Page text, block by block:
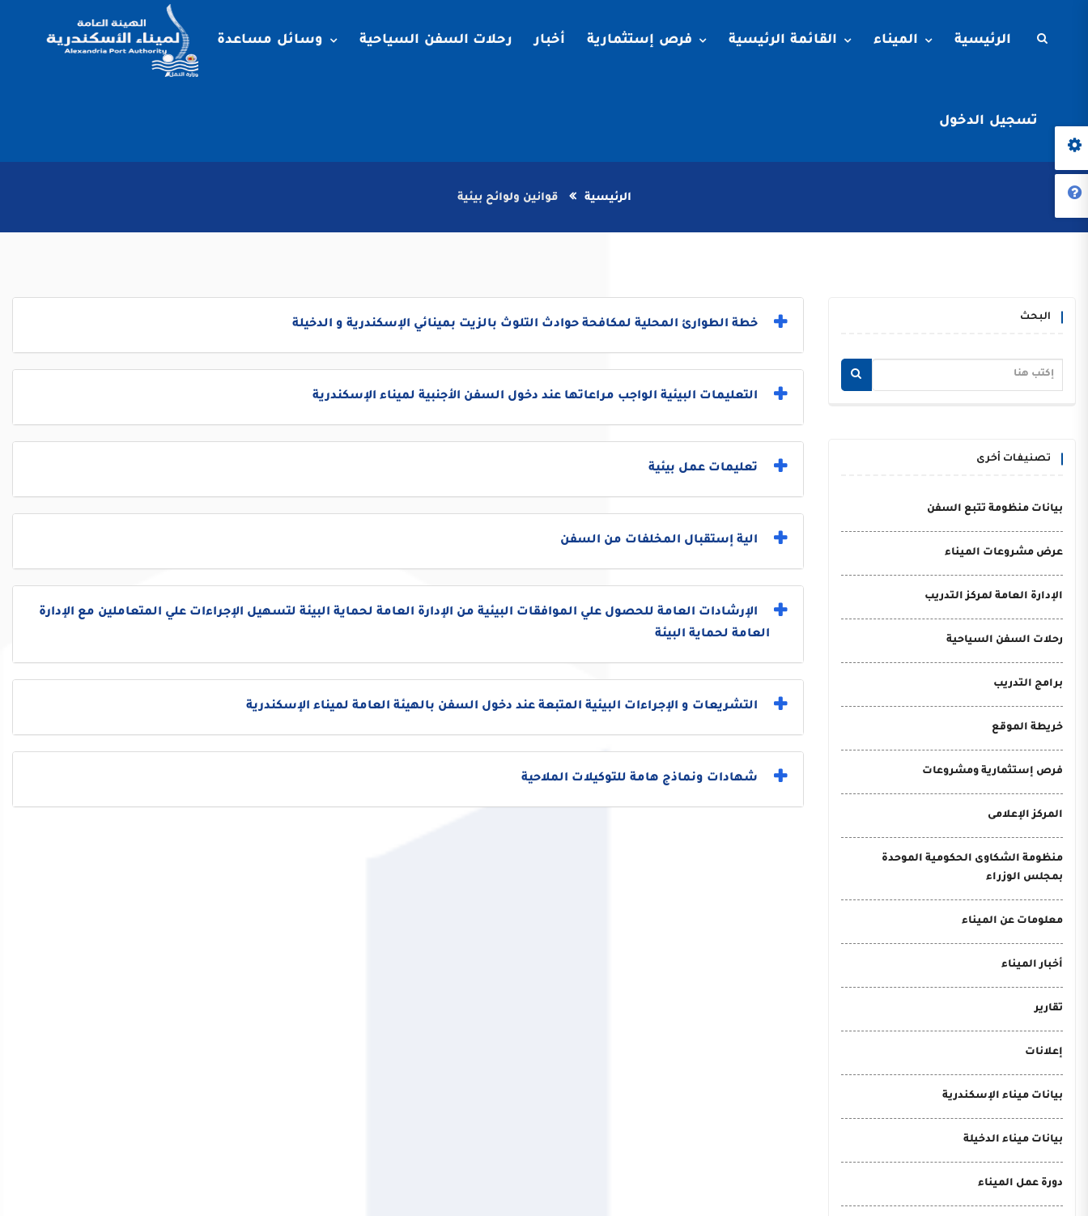
الرئيسية الميناء القائمة الرئيسية فرص إستثمارية أخبار رحلات السفن السياحية وسائل مساعدة
تسجيل الدخول
الرئيسية قوانين ولوائح بيئية
البحث
تصنيفات أخرى
بيانات منظومة تتبع السفن
عرض مشروعات الميناء
الإدارة العامة لمركز التدريب
رحلات السفن السياحية
برامج التدريب
خريطة الموقع
فرص إستثمارية ومشروعات
المركز الإعلامى
منظومة الشكاوى الحكومية الموحدة
بمجلس الوزراء
معلومات عن الميناء
أخبار الميناء
تقارير
إعلانات
بيانات ميناء الإسكندرية
بيانات ميناء الدخيلة
دورة عمل الميناء
خطة الطوارئ المحلية لمكافحة حوادث التلوث بالزيت بمينائي الإسكندرية و الدخيلة
التعليمات البيئية الواجب مراعاتها عند دخول السفن الأجنبية لميناء الإسكندرية
تعليمات عمل بيئية
الية إستقبال المخلفات من السفن
الإرشادات العامة للحصول علي الموافقات البيئية من الإدارة العامة لحماية البيئة لتسهيل الإجراءات علي المتعاملين مع الإدارة
العامة لحماية البيئة
التشريعات و الإجراءات البيئية المتبعة عند دخول السفن بالهيئة العامة لميناء الإسكندرية
شهادات ونماذج هامة للتوكيلات الملاحية